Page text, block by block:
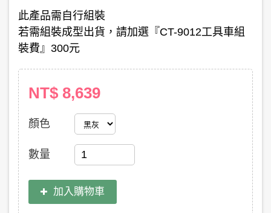
此產品需自行組裝
若需組裝成型出貨，請加選『CT-9012工具車組
裝費』300元
NT$ 8,639
顏色
數量
加入購物車